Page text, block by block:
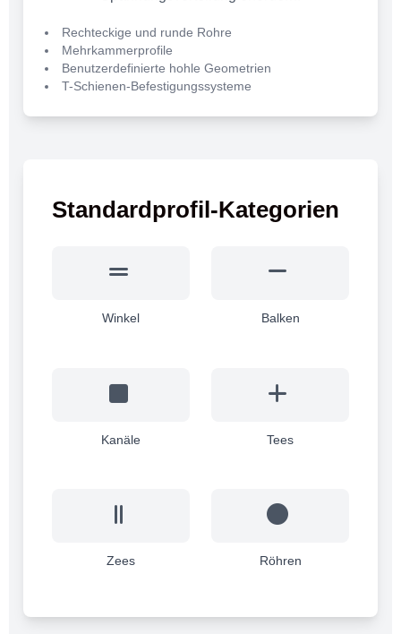
Rechteckige und runde Rohre
Mehrkammerprofile
Benutzerdefinierte hohle Geometrien
T-Schienen-Befestigungssysteme
Standardprofil-Kategorien
Winkel Balken
Kanäle Tees
Zees Röhren